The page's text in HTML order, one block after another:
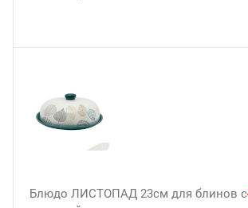
Блюдо ЛИСТОПАД 23см для блинов с